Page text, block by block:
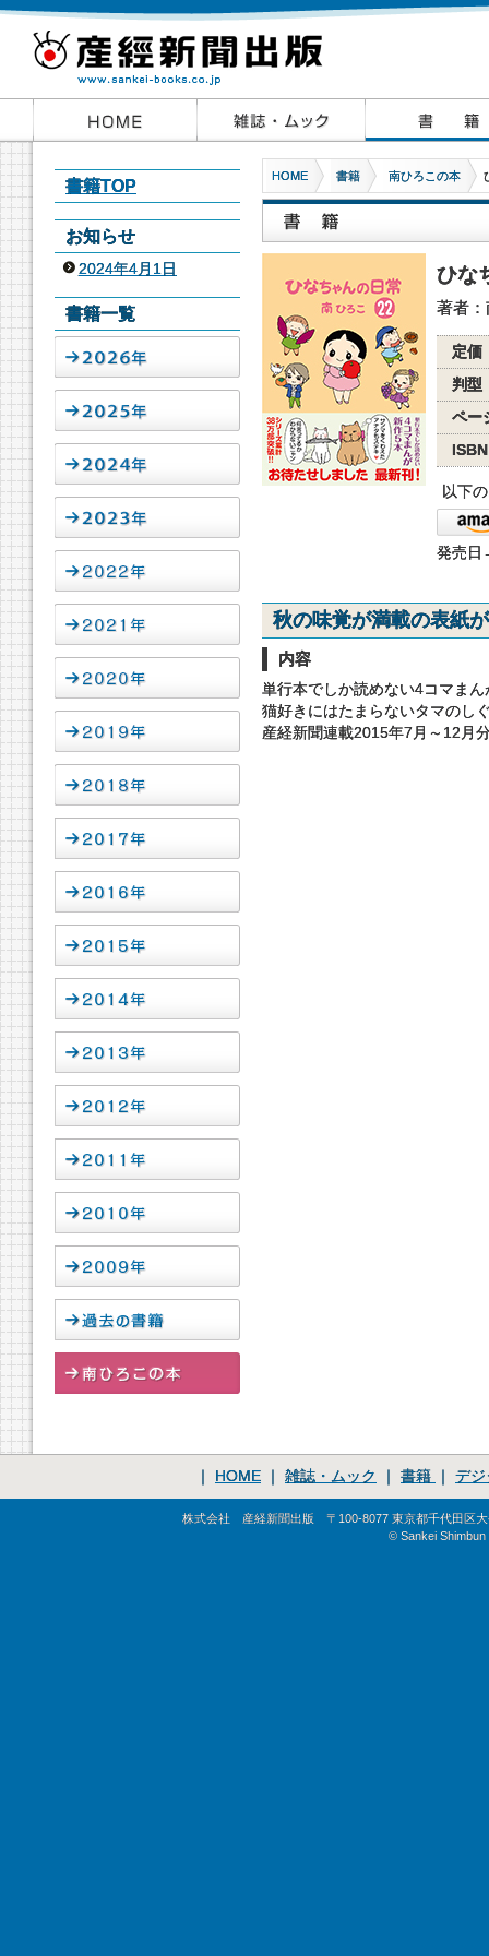
書籍TOP
お知らせ
2024年4月1日
書籍一覧
HOME 書籍 南ひろこの本
ひな
著者
定価
判型
ペー
ISBN
以下
発売日
秋の味覚が満載の表紙
内容
単行本でしか読めない4コマまん
猫好きにはたまらないタマのし
産経新聞連載2015年7月～12月
｜ HOME ｜ 雑誌・ムック ｜ 書籍 ｜ デ
株式会社 産経新聞出版 〒100-8077 東京都千代田区
© Sankei Shimbun